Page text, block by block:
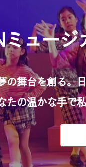
ュージ
の舞台を創る。
たの温かな手で